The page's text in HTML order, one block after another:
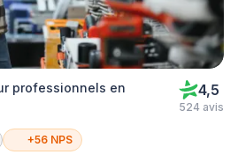
professionnels en
4,5
524 avis
+56 NPS